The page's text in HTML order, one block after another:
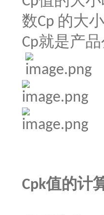
数Cp 的大
Cp就是产
Cpk值的计